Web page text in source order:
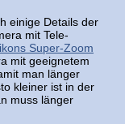
einige Details der
mit Tele-
Super-Zoom
mit geeignetem
man länger
kleiner ist in der
muss länger